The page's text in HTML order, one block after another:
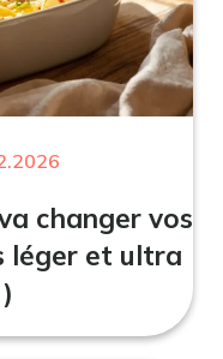
changer vos
léger et ultra